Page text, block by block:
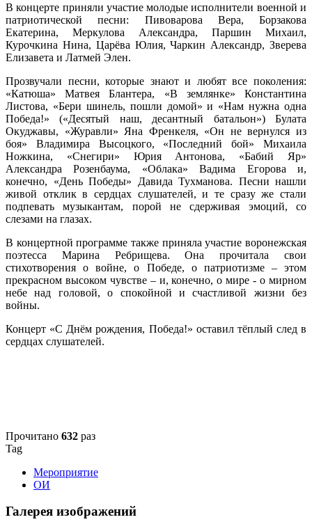
В концерте приняли участие молодые исполнители военной и
патриотической песни: Пивоварова Вера, Борзакова
Екатерина, Меркулова Александра, Паршин Михаил,
Курочкина Нина, Царёва Юлия, Чаркин Александр, Зверева
Елизавета и Латмей Элен.
Прозвучали песни, которые знают и любят все поколения:
«Катюша» Матвея Блантера, «В землянке» Константина
Листова, «Бери шинель, пошли домой» и «Нам нужна одна
Победа!» («Десятый наш, десантный батальон») Булата
Окуджавы, «Журавли» Яна Френкеля, «Он не вернулся из
боя» Владимира Высоцкого, «Последний бой» Михаила
Ножкина, «Снегири» Юрия Антонова, «Бабий Яр»
Александра Розенбаума, «Облака» Вадима Егорова и,
конечно, «День Победы» Давида Тухманова. Песни нашли
живой отклик в сердцах слушателей, и те сразу же стали
подпевать музыкантам, порой не сдерживая эмоций, со
слезами на глазах.
В концертной программе также приняла участие воронежская
поэтесса Марина Ребрищева. Она прочитала свои
стихотворения о войне, о Победе, о патриотизме – этом
прекрасном высоком чувстве – и, конечно, о мире - о мирном
небе над головой, о спокойной и счастливой жизни без
войны.
Концерт «С Днём рождения, Победа!» оставил тёплый след в
сердцах слушателей.
Прочитано 632 раз
Tag
Мероприятие
ОИ
Галерея изображений